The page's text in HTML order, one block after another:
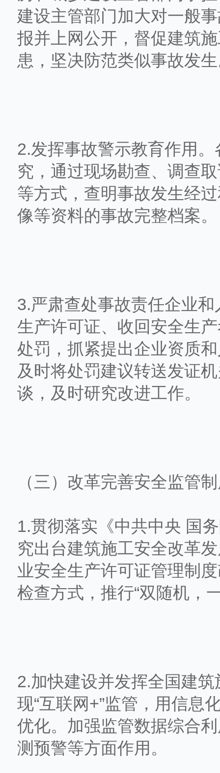
建设主管部门加大对一般
报并上网公开，督促建筑
患，坚决防范类似事故发
2.发挥事故警示教育作用
究，通过现场勘查、调查
等方式，查明事故发生经
像等资料的事故完整档案。
3.严肃查处事故责任企业
生产许可证、收回安全生
处罚，抓紧提出企业资质
及时将处罚建议转送发证
谈，及时研究改进工作。
（三）改革完善安全监管
1.贯彻落实《中共中央 国
究出台建筑施工安全改革
业安全生产许可证管理制
检查方式，推行“双随机，
2.加快建设并发挥全国建
现“互联网+”监管，用信息
优化。加强监管数据综合
测预警等方面作用。